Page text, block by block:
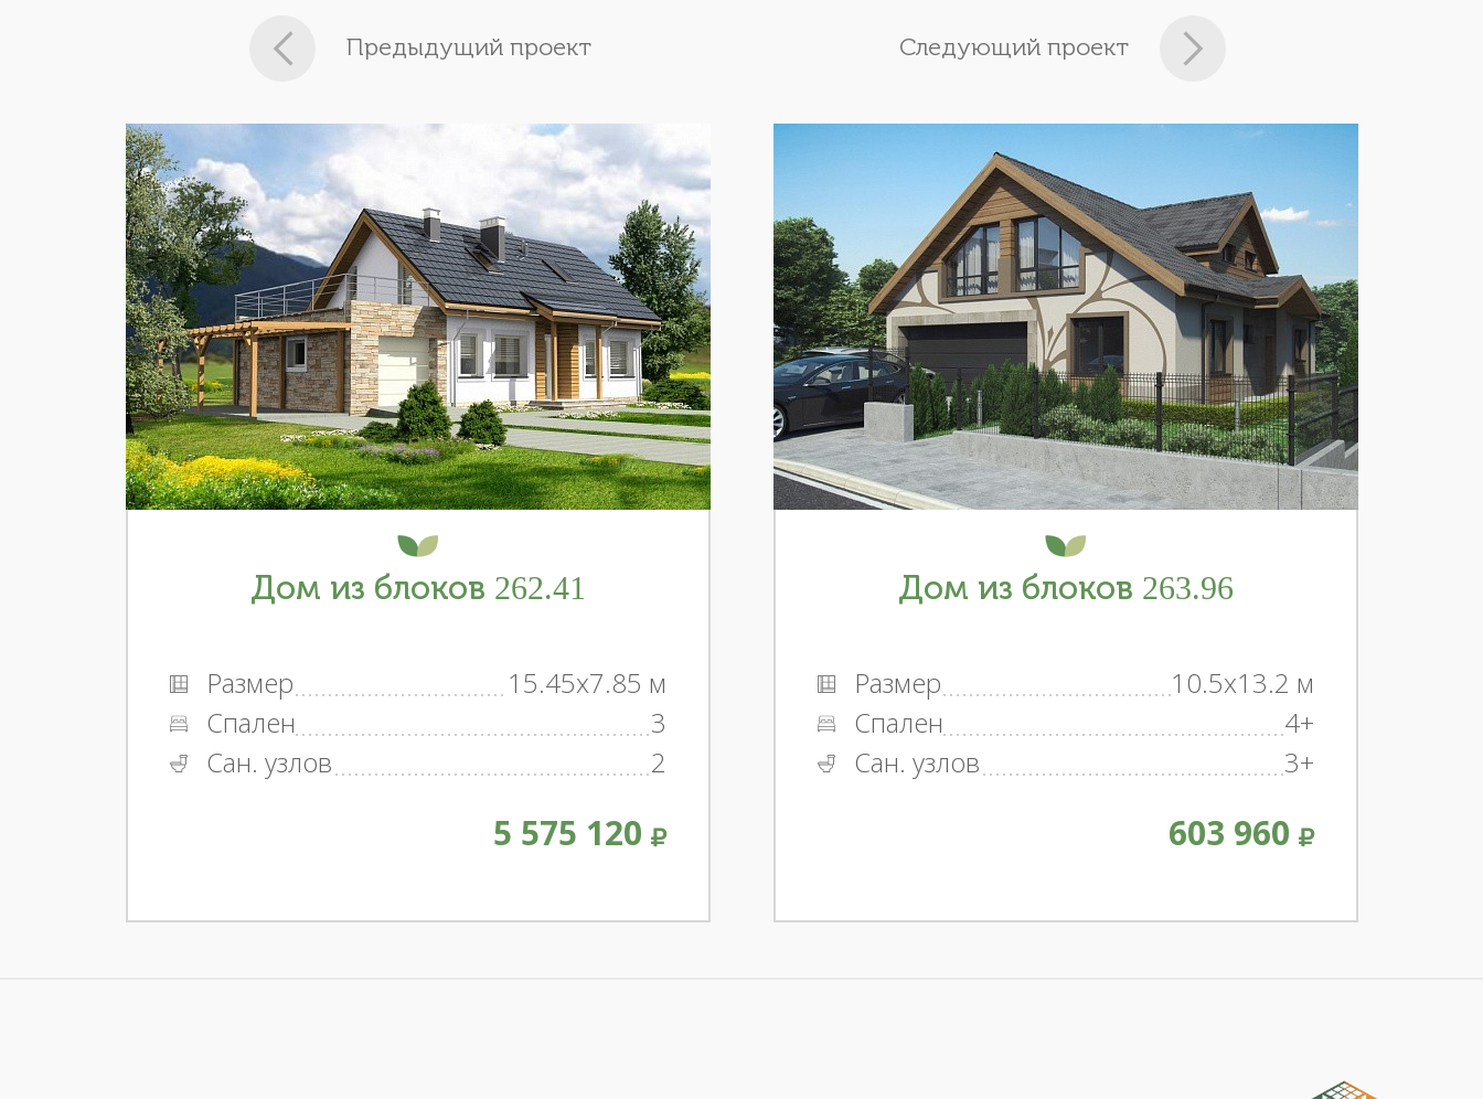
Предыдущий проект
Дом из блоков 262.41
Размер
15.45x7.85 м
Спален
3
Сан. узлов
2
5 575 120
Следующий проект
Дом из блоков 263.96
Размер
10.5x13.2 м
Спален
4+
Сан. узлов
3+
603 960